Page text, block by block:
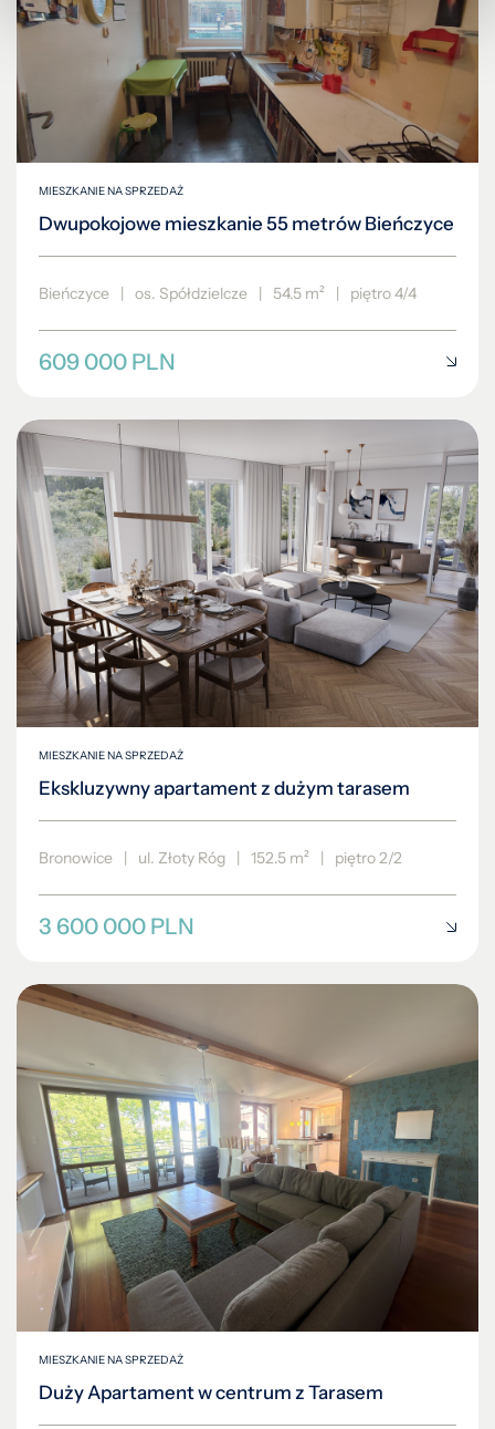
MIESZKANIE NA SPRZEDAŻ
Dwupokojowe mieszkanie 55 metrów Bieńczyce
Bieńczyce | os. Spółdzielcze | 54.5 m² | piętro 4/4
609 000 PLN
MIESZKANIE NA SPRZEDAŻ
Ekskluzywny apartament z dużym tarasem
Bronowice | ul. Złoty Róg | 152.5 m² | piętro 2/2
3 600 000 PLN
MIESZKANIE NA SPRZEDAŻ
Duży Apartament w centrum z Tarasem